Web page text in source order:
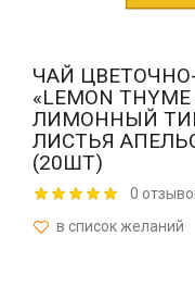
ЧАЙ
«LEMON
ЛИМОННЫЙ
ЛИСТЬЯ
(20ШТ)
0